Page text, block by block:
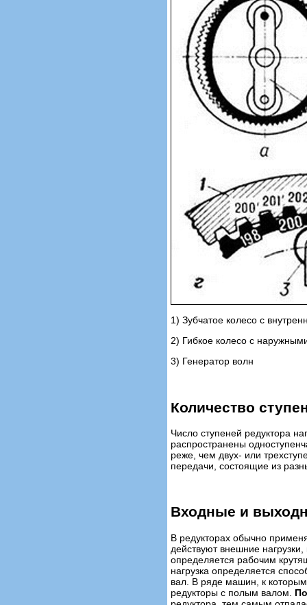
1) Зубчатое колесо с
2) Гибкое колесо с
3) Генератор волн
Количество
Число ступеней редуктора
распространены
реже, чем двух- или
передачи, состоящие из
Входные и
В редукторах обычно
действуют внешние
определяется рабочим
нагрузка определяется
вал. В ряде машин, к
редукторы с полым валом.